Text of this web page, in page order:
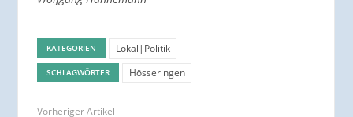
KATEGORIEN Lokal|Politik
SCHLAGWÖRTER Hösseringen
Vorheriger Artikel